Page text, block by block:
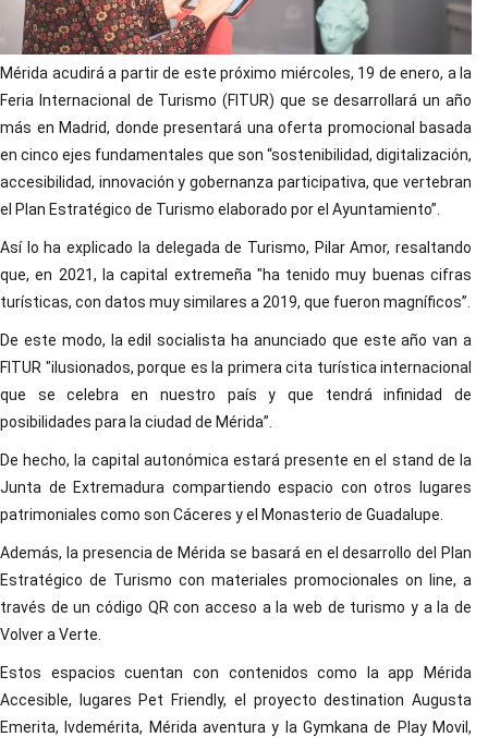
Mérida acudirá a partir de este próximo miércoles, 19 de enero, a la
Feria Internacional de Turismo (FITUR) que se desarrollará un año
más en Madrid, donde presentará una oferta promocional basada
en cinco ejes fundamentales que son “sostenibilidad, digitalización,
accesibilidad, innovación y gobernanza participativa, que vertebran
el Plan Estratégico de Turismo elaborado por el Ayuntamiento”.
Así lo ha explicado la delegada de Turismo, Pilar Amor, resaltando
que, en 2021, la capital extremeña "ha tenido muy buenas cifras
turísticas, con datos muy similares a 2019, que fueron magníficos”.
De este modo, la edil socialista ha anunciado que este año van a
FITUR "ilusionados, porque es la primera cita turística internacional
que se celebra en nuestro país y que tendrá infinidad de
posibilidades para la ciudad de Mérida”.
De hecho, la capital autonómica estará presente en el stand de la
Junta de Extremadura compartiendo espacio con otros lugares
patrimoniales como son Cáceres y el Monasterio de Guadalupe.
Además, la presencia de Mérida se basará en el desarrollo del Plan
Estratégico de Turismo con materiales promocionales on line, a
través de un código QR con acceso a la web de turismo y a la de
Volver a Verte.
Estos espacios cuentan con contenidos como la app Mérida
Accesible, lugares Pet Friendly, el proyecto destination Augusta
Emerita, lvdemérita, Mérida aventura y la Gymkana de Play Movil,